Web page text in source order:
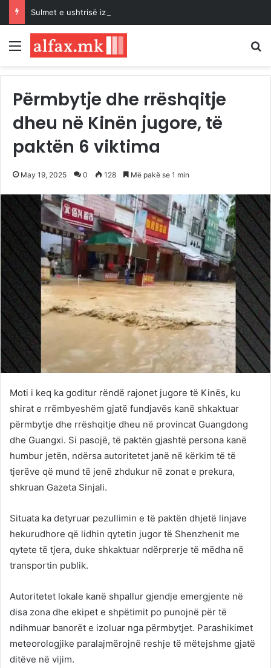
Menu
Përmbytje dhe rrëshqitje
dheu në Kinën jugore, të
paktën 6 viktima
May 19, 2025 0 128 Më pakë se 1 min
Moti i keq ka goditur rëndë rajonet jugore të Kinës, ku
shirat e rrëmbyeshëm gjatë fundjavës kanë shkaktuar
përmbytje dhe rrëshqitje dheu në provincat Guangdong
dhe Guangxi. Si pasojë, të paktën gjashtë persona kanë
humbur jetën, ndërsa autoritetet janë në kërkim të të
tjerëve që mund të jenë zhdukur në zonat e prekura,
shkruan Gazeta Sinjali.
Situata ka detyruar pezullimin e të paktën dhjetë linjave
hekurudhore që lidhin qytetin jugor të Shenzhenit me
qytete të tjera, duke shkaktuar ndërprerje të mëdha në
transportin publik.
Autoritetet lokale kanë shpallur gjendje emergjente në
disa zona dhe ekipet e shpëtimit po punojnë për të
ndihmuar banorët e izoluar nga përmbytjet. Parashikimet
meteorologjike paralajmërojnë reshje të mëtejshme gjatë
ditëve në vijim.